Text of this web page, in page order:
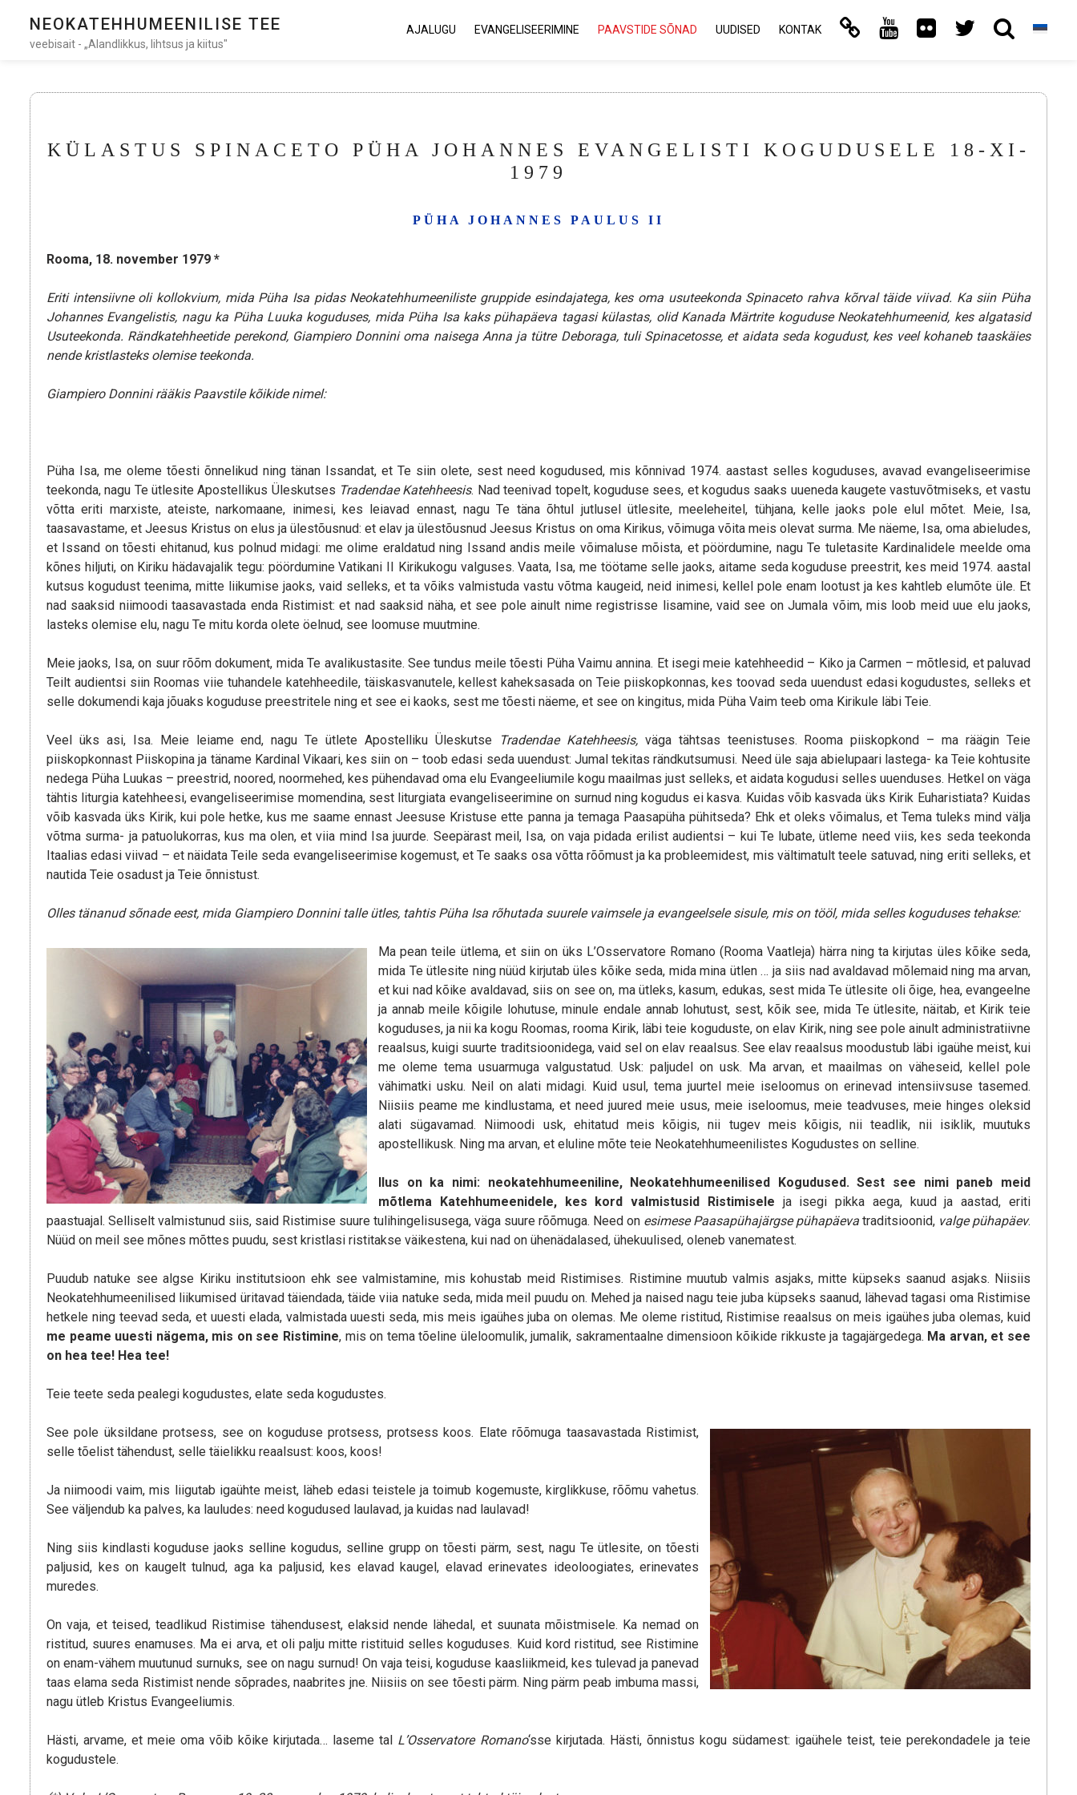
NEOKATEHHUMEENILISE TEE
veebisait - „Alandlikkus, lihtsus ja kiitus"
AJALUGU EVANGELISEERIMINE PAAVSTIDE SÕNAD UUDISED KONTAK
KÜLASTUS SPINACETO PÜHA JOHANNES EVANGELISTI KOGUDUSELE 18-XI-
1979
PÜHA JOHANNES PAULUS II
Rooma, 18. november 1979 *
Eriti intensiivne oli kollokvium, mida Püha Isa pidas Neokatehhumeeniliste gruppide esindajatega, kes oma usuteekonda Spinaceto rahva kõrval täide viivad. Ka siin Püha
Johannes Evangelistis, nagu ka Püha Luuka koguduses, mida Püha Isa kaks pühapäeva tagasi külastas, olid Kanada Märtrite koguduse Neokatehhumeenid, kes algatasid
Usuteekonda. Rändkatehheetide perekond, Giampiero Donnini oma naisega Anna ja tütre Deboraga, tuli Spinacetosse, et aidata seda kogudust, kes veel kohaneb taaskäies
nende kristlasteks olemise teekonda.
Giampiero Donnini rääkis Paavstile kõikide nimel:
Püha Isa, me oleme tõesti õnnelikud ning tänan Issandat, et Te siin olete, sest need kogudused, mis kõnnivad 1974. aastast selles koguduses, avavad evangeliseerimise
teekonda, nagu Te ütlesite Apostellikus Üleskutses Tradendae Katehheesis. Nad teenivad topelt, koguduse sees, et kogudus saaks uueneda kaugete vastuvõtmiseks, et vastu
võtta eriti marxiste, ateiste, narkomaane, inimesi, kes leiavad ennast, nagu Te täna õhtul jutlusel ütlesite, meeleheitel, tühjana, kelle jaoks pole elul mõtet. Meie, Isa,
taasavastame, et Jeesus Kristus on elus ja ülestõusnud: et elav ja ülestõusnud Jeesus Kristus on oma Kirikus, võimuga võita meis olevat surma. Me näeme, Isa, oma abieludes,
et Issand on tõesti ehitanud, kus polnud midagi: me olime eraldatud ning Issand andis meile võimaluse mõista, et pöördumine, nagu Te tuletasite Kardinalidele meelde oma
kõnes hiljuti, on Kiriku hädavajalik tegu: pöördumine Vatikani II Kirikukogu valguses. Vaata, Isa, me töötame selle jaoks, aitame seda koguduse preestrit, kes meid 1974. aastal
kutsus kogudust teenima, mitte liikumise jaoks, vaid selleks, et ta võiks valmistuda vastu võtma kaugeid, neid inimesi, kellel pole enam lootust ja kes kahtleb elumõte üle. Et
nad saaksid niimoodi taasavastada enda Ristimist: et nad saaksid näha, et see pole ainult nime registrisse lisamine, vaid see on Jumala võim, mis loob meid uue elu jaoks,
lasteks olemise elu, nagu Te mitu korda olete öelnud, see loomuse muutmine.
Meie jaoks, Isa, on suur rõõm dokument, mida Te avalikustasite. See tundus meile tõesti Püha Vaimu annina. Et isegi meie katehheedid – Kiko ja Carmen – mõtlesid, et paluvad
Teilt audientsi siin Roomas viie tuhandele katehheedile, täiskasvanutele, kellest kaheksasada on Teie piiskopkonnas, kes toovad seda uuendust edasi kogudustes, selleks et
selle dokumendi kaja jõuaks koguduse preestritele ning et see ei kaoks, sest me tõesti näeme, et see on kingitus, mida Püha Vaim teeb oma Kirikule läbi Teie.
Veel üks asi, Isa. Meie leiame end, nagu Te ütlete Apostelliku Üleskutse Tradendae Katehheesis, väga tähtsas teenistuses. Rooma piiskopkond – ma räägin Teie
piiskopkonnast Piiskopina ja täname Kardinal Vikaari, kes siin on – toob edasi seda uuendust: Jumal tekitas rändkutsumusi. Need üle saja abielupaari lastega- ka Teie kohtusite
nedega Püha Luukas – preestrid, noored, noormehed, kes pühendavad oma elu Evangeeliumile kogu maailmas just selleks, et aidata kogudusi selles uuenduses. Hetkel on väga
tähtis liturgia katehheesi, evangeliseerimise momendina, sest liturgiata evangeliseerimine on surnud ning kogudus ei kasva. Kuidas võib kasvada üks Kirik Euharistiata? Kuidas
võib kasvada üks Kirik, kui pole hetke, kus me saame ennast Jeesuse Kristuse ette panna ja temaga Paasapüha pühitseda? Ehk et oleks võimalus, et Tema tuleks mind välja
võtma surma- ja patuolukorras, kus ma olen, et viia mind Isa juurde. Seepärast meil, Isa, on vaja pidada erilist audientsi – kui Te lubate, ütleme need viis, kes seda teekonda
Itaalias edasi viivad – et näidata Teile seda evangeliseerimise kogemust, et Te saaks osa võtta rõõmust ja ka probleemidest, mis vältimatult teele satuvad, ning eriti selleks, et
nautida Teie osadust ja Teie õnnistust.
Olles tänanud sõnade eest, mida Giampiero Donnini talle ütles, tahtis Püha Isa rõhutada suurele vaimsele ja evangeelsele sisule, mis on tööl, mida selles koguduses tehakse:
Ma pean teile ütlema, et siin on üks L’Osservatore Romano (Rooma Vaatleja) härra ning ta kirjutas üles kõike seda,
mida Te ütlesite ning nüüd kirjutab üles kõike seda, mida mina ütlen … ja siis nad avaldavad mõlemaid ning ma arvan,
et kui nad kõike avaldavad, siis on see on, ma ütleks, kasum, edukas, sest mida Te ütlesite oli õige, hea, evangeelne
ja annab meile kõigile lohutuse, minule endale annab lohutust, sest, kõik see, mida Te ütlesite, näitab, et Kirik teie
koguduses, ja nii ka kogu Roomas, rooma Kirik, läbi teie koguduste, on elav Kirik, ning see pole ainult administratiivne
reaalsus, kuigi suurte traditsioonidega, vaid sel on elav reaalsus. See elav reaalsus moodustub läbi igaühe meist, kui
me oleme tema usuarmuga valgustatud. Usk: paljudel on usk. Ma arvan, et maailmas on väheseid, kellel pole
vähimatki usku. Neil on alati midagi. Kuid usul, tema juurtel meie iseloomus on erinevad intensiivsuse tasemed.
Niisiis peame me kindlustama, et need juured meie usus, meie iseloomus, meie teadvuses, meie hinges oleksid
alati sügavamad. Niimoodi usk, ehitatud meis kõigis, nii tugev meis kõigis, nii teadlik, nii isiklik, muutuks
apostellikusk. Ning ma arvan, et eluline mõte teie Neokatehhumeenilistes Kogudustes on selline.
Ilus on ka nimi: neokatehhumeeniline, Neokatehhumeenilised Kogudused. Sest see nimi paneb meid
mõtlema Katehhumeenidele, kes kord valmistusid Ristimisele ja isegi pikka aega, kuud ja aastad, eriti
paastuajal. Selliselt valmistunud siis, said Ristimise suure tulihingelisusega, väga suure rõõmuga. Need on esimesePaasapühajärgse pühapäeva traditsioonid, valge pühapäev.
Nüüd on meil see mõnes mõttes puudu, sest kristlasi ristitakse väikestena, kui nad on ühenädalased, ühekuulised, oleneb vanematest.
Puudub natuke see algse Kiriku institutsioon ehk see valmistamine, mis kohustab meid Ristimises. Ristimine muutub valmis asjaks, mitte küpseks saanud asjaks. Niisiis
Neokatehhumeenilised liikumised üritavad täiendada, täide viia natuke seda, mida meil puudu on. Mehed ja naised nagu teie juba küpseks saanud, lähevad tagasi oma Ristimise
hetkele ning teevad seda, et uuesti elada, valmistada uuesti seda, mis meis igaühes juba on olemas. Me oleme ristitud, Ristimise reaalsus on meis igaühes juba olemas, kuid
me peame uuesti nägema, mis on see Ristimine, mis on tema tõeline üleloomulik, jumalik, sakramentaalne dimensioon kõikide rikkuste ja tagajärgedega. Ma arvan, et see
on hea tee! Hea tee!
Teie teete seda pealegi kogudustes, elate seda kogudustes.
See pole üksildane protsess, see on koguduse protsess, protsess koos. Elate rõõmuga taasavastada Ristimist,
selle tõelist tähendust, selle täielikku reaalsust: koos, koos!
Ja niimoodi vaim, mis liigutab igaühte meist, läheb edasi teistele ja toimub kogemuste, kirglikkuse, rõõmu vahetus.
See väljendub ka palves, ka lauludes: need kogudused laulavad, ja kuidas nad laulavad!
Ning siis kindlasti koguduse jaoks selline kogudus, selline grupp on tõesti pärm, sest, nagu Te ütlesite, on tõesti
paljusid, kes on kaugelt tulnud, aga ka paljusid, kes elavad kaugel, elavad erinevates ideoloogiates, erinevates
muredes.
On vaja, et teised, teadlikud Ristimise tähendusest, elaksid nende lähedal, et suunata mõistmisele. Ka nemad on
ristitud, suures enamuses. Ma ei arva, et oli palju mitte ristituid selles koguduses. Kuid kord ristitud, see Ristimine
on enam-vähem muutunud surnuks, see on nagu surnud! On vaja teisi, koguduse kaasliikmeid, kes tulevad ja panevad
taas elama seda Ristimist nende sõprades, naabrites jne. Niisiis on see tõesti pärm. Ning pärm peab imbuma massi,
nagu ütleb Kristus Evangeeliumis.
Hästi, arvame, et meie oma võib kõike kirjutada… laseme tal L’Osservatore Romano‘sse kirjutada. Hästi, õnnistus kogu südamest: igaühele teist, teie perekondadele ja teie
kogudustele.